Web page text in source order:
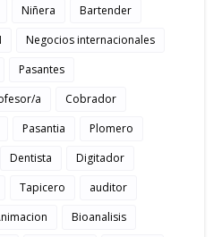
Niñera
Bartender
Negocios internacionales
Pasantes
a
Cobrador
Pasantia
Plomero
Dentista
Digitador
Tapicero
auditor
Bioanalisis